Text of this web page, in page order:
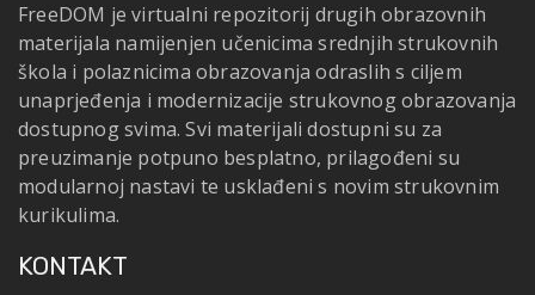
FreeDOM je virtualni repozitorij drugih obrazovnih
materijala namijenjen učenicima srednjih strukovnih
škola i polaznicima obrazovanja odraslih s ciljem
unaprjeđenja i modernizacije strukovnog obrazovanja
dostupnog svima. Svi materijali dostupni su za
preuzimanje potpuno besplatno, prilagođeni su
modularnoj nastavi te usklađeni s novim strukovnim
kurikulima.
KONTAKT